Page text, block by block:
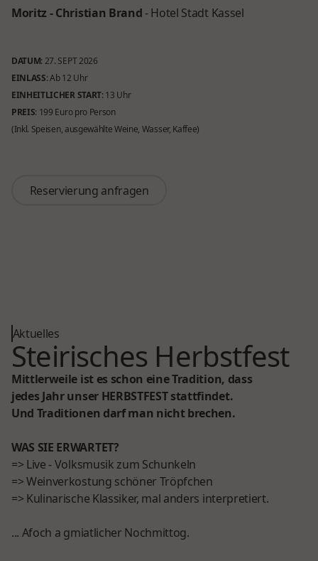
Moritz - Christian Brand- Hotel Stadt Kassel
DATUM: 27. SEPT 2026
EINLASS: Ab 12 Uhr
EINHEITLICHER START: 13 Uhr
PREIS: 199 Euro pro Person
(Inkl. Speisen, ausgewählte Weine, Wasser, Kaffee)
Reservierung anfragen
Reservierung anfragen
Aktuelles
Steirisches Herbstfest
Mittlerweile ist es schon eine Tradition, dass
jedes Jahr unser HERBSTFEST stattfindet.
Und Traditionen darf man nicht brechen.
WAS SIE ERWARTET?
=> Live - Volksmusik zum Schunkeln
=> Weinverkostung schöner Tröpfchen
=> Kulinarische Klassiker, mal anders interpretiert.
... Afoch a gmiatlicher Nochmittog.